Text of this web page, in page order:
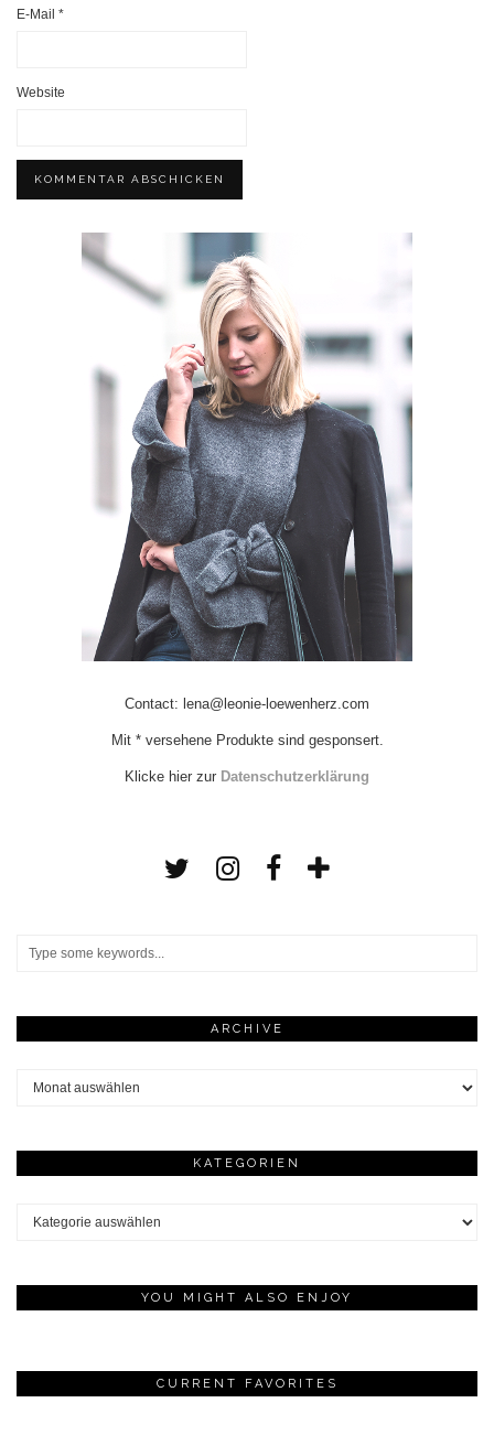
E-Mail *
Website
Contact: lena@leonie-loewenherz.com
Mit * versehene Produkte sind gesponsert.
Klicke hier zur Datenschutzerklärung
ARCHIVE
KATEGORIEN
YOU MIGHT ALSO ENJOY
CURRENT FAVORITES